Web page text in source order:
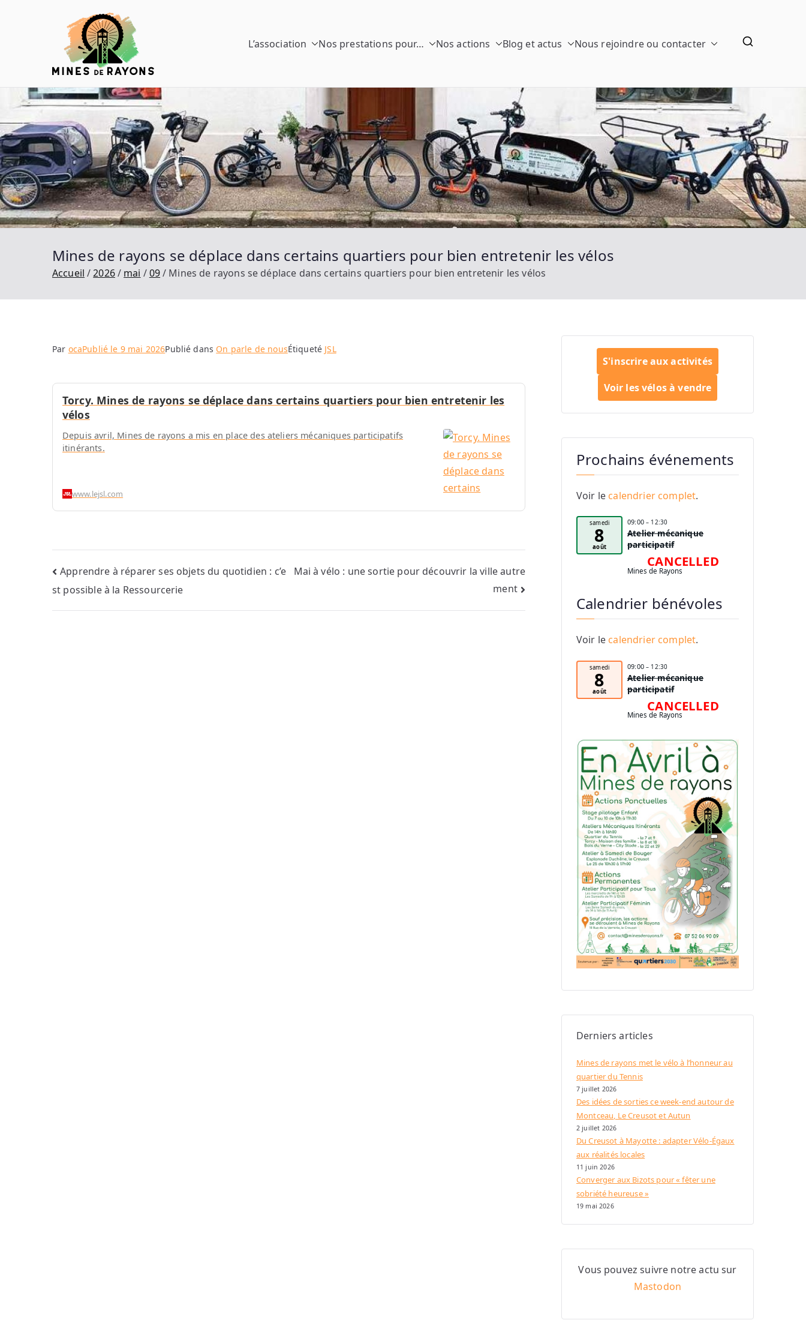
Mines de Rayons
Donner de la voie au vélo
L’association Nos prestations pour… Nos actions Blog et actus Nous rejoindre ou contacter
Mines de rayons se déplace dans certains quartiers pour bien entretenir les vélos
Accueil 2026 mai 09 Mines de rayons se déplace dans certains quartiers pour bien entretenir les vélos
Par ocaPublié le 9 mai 2026Publié dans On parle de nousÉtiqueté JSL
Torcy. Mines de rayons se déplace dans certains quartiers pour bien entretenir les
vélos
Depuis avril, Mines de rayons a mis en place des ateliers mécaniques participatifs
itinérants.
www.lejsl.com
Navigation
de
Apprendre à réparer ses objets du quotidien : c’e
st possible à la Ressourcerie
Mai à vélo : une sortie pour découvrir la ville autre
ment
S'inscrire aux activités
Voir les vélos à vendre
Prochains événements
Voir le calendrier complet.
samedi
8
août
09:00 – 12:30
Atelier mécanique
participatif
CANCELLED
Mines de Rayons
Calendrier bénévoles
Voir le calendrier complet.
samedi
8
août
09:00 – 12:30
Atelier mécanique
participatif
CANCELLED
Mines de Rayons
Derniers articles
Mines de rayons met le vélo à l’honneur au
quartier du Tennis
7 juillet 2026
Des idées de sorties ce week-end autour de
Montceau, Le Creusot et Autun
2 juillet 2026
Du Creusot à Mayotte : adapter Vélo-Égaux
aux réalités locales
11 juin 2026
Converger aux Bizots pour « fêter une
sobriété heureuse »
19 mai 2026
Vous pouvez suivre notre actu sur
Mastodon